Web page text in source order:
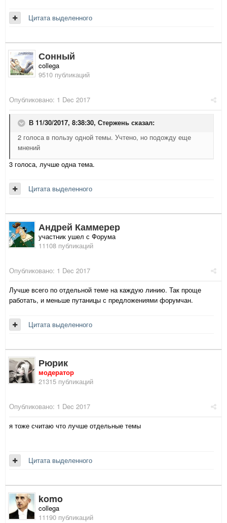
Цитата выделенного
Сонный
collega
9510 публикаций
Опубликовано: 1 Dec 2017
В 11/30/2017, 8:38:30, Стержень сказал:
2 голоса в пользу одной темы. Учтено, но подожду еще
мнений
3 голоса, лучше одна тема.
Цитата выделенного
Андрей Каммерер
участник ушел с Форума
11108 публикаций
Опубликовано: 1 Dec 2017
Лучше всего по отдельной теме на каждую линию. Так проще
работать, и меньше путаницы с предложениями форумчан.
Цитата выделенного
Рюрик
модератор
21315 публикаций
Опубликовано: 1 Dec 2017
я тоже считаю что лучше отдельные темы
Цитата выделенного
komo
collega
11190 публикаций